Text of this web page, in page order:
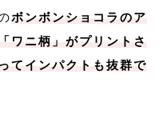
ボンボンショコラのア
ワニ柄」がプリントさ
てインパクトも抜群で